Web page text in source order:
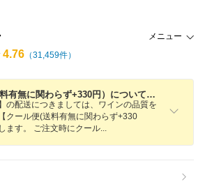
メニュー
4.76 （31,459件）
■クール便（送料有無に関わらず+330円）についてのご案内■
の配送につきましては、ワインの品質を
クール便(送料有無に関わらず+330
ます。 ご注文時にクール